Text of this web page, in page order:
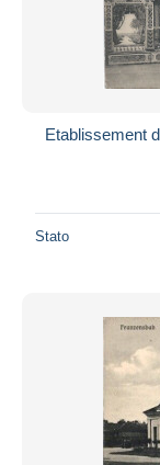
Etablissement
Stato